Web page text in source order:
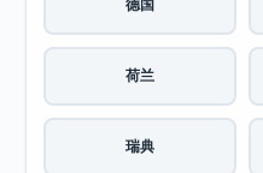
德国
荷兰
瑞典